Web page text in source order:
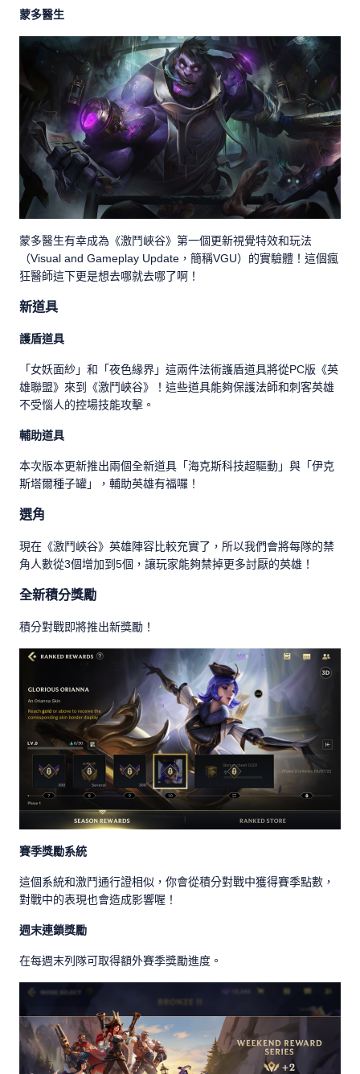
蒙多醫生
蒙多醫生有幸成為《激鬥峽谷》第一個更新視覺特效和玩法
（Visual and Gameplay Update，簡稱VGU）的實驗體！這個瘋
狂醫師這下更是想去哪就去哪了啊！
新道具
護盾道具
「女妖面紗」和「夜色緣界」這兩件法術護盾道具將從PC版《英
雄聯盟》來到《激鬥峽谷》！這些道具能夠保護法師和刺客英雄
不受惱人的控場技能攻擊。
輔助道具
本次版本更新推出兩個全新道具「海克斯科技超驅動」與「伊克
斯塔爾種子罐」，輔助英雄有福囉！
選角
現在《激鬥峽谷》英雄陣容比較充實了，所以我們會將每隊的禁
角人數從3個增加到5個，讓玩家能夠禁掉更多討厭的英雄！
全新積分獎勵
積分對戰即將推出新獎勵！
賽季獎勵系統
這個系統和激鬥通行證相似，你會從積分對戰中獲得賽季點數，
對戰中的表現也會造成影響喔！
週末連鎖獎勵
在每週末列隊可取得額外賽季獎勵進度。